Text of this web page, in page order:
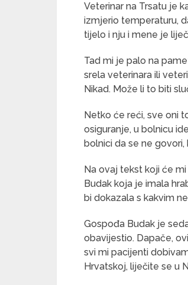
Veterinar na Trsatu je
izmjerio temperaturu,
tijelo i nju i mene je
Tad mi je palo na
srela veterinara ili
Nikad. Može li to biti
Netko će reći, sve oni
osiguranje, u bolnicu
bolnici da se ne govori,
Na ovaj tekst koji će
Budak koja je imala
bi dokazala s kakvim
Gospođa Budak je
obavijestio. Dapače,
svi mi pacijenti
Hrvatskoj, liječite se u